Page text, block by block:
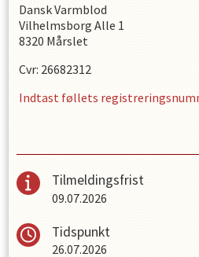
Dansk Varmblod
Vilhelmsborg Alle 1
8320 Mårslet
Cvr: 26682312
Indtast føllets
Tilmeldingsfrist
09.07.2026
Tidspunkt
26.07.2026